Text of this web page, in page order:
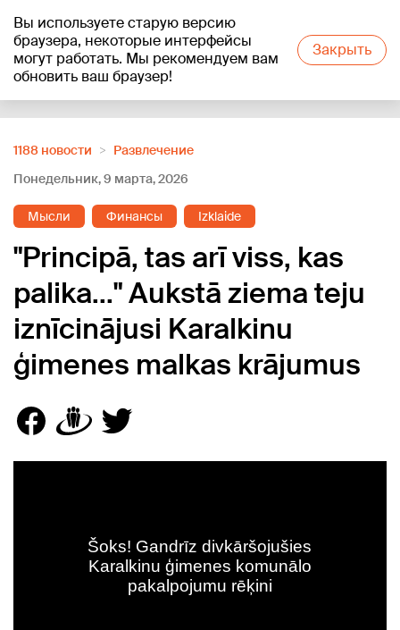
Вы используете старую версию
браузера, некоторые интерфейсы
могут работать. Мы рекомендуем вам
обновить ваш браузер!
Закрыть
+21°C
1188 новости
Развлечение
Понедельник, 9 марта, 2026
Мысли Финансы Izklaide
"Principā, tas arī viss, kas
palika..." Aukstā ziema teju
iznīcinājusi Karalkinu
ģimenes malkas krājumus